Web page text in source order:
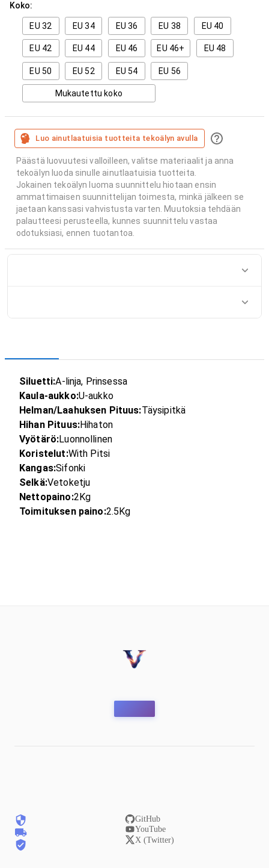
Koko:
EU 32 EU 34 EU 36 EU 38 EU 40
EU 42 EU 44 EU 46 EU 46+ EU 48
EU 50 EU 52 EU 54 EU 56
Mukautettu koko
Luo ainutlaatuisia tuotteita tekoälyn avulla
Päästä luovuutesi valloilleen, valitse materiaalit ja anna
tekoälyn luoda sinulle ainutlaatuisia tuotteita.
Jokainen tekoälyn luoma suunnittelu hiotaan ensin
ammattimaisen suunnittelijan toimesta, minkä jälkeen se
jaetaan kanssasi vahvistusta varten. Muutoksia tehdään
palautteesi perusteella, kunnes suunnittelu vastaa
odotuksiasi, ennen tuotantoa.
Siluetti:A-linja, Prinsessa
Kaula-aukko:U-aukko
Helman/Laahuksen Pituus:Täysipitkä
Hihan Pituus:Hihaton
Vyötärö:Luonnollinen
Koristelut:With Pitsi
Kangas:Sifonki
Selkä:Vetoketju
Nettopaino:2Kg
Toimituksen paino:2.5Kg
GitHub
YouTube
X (Twitter)